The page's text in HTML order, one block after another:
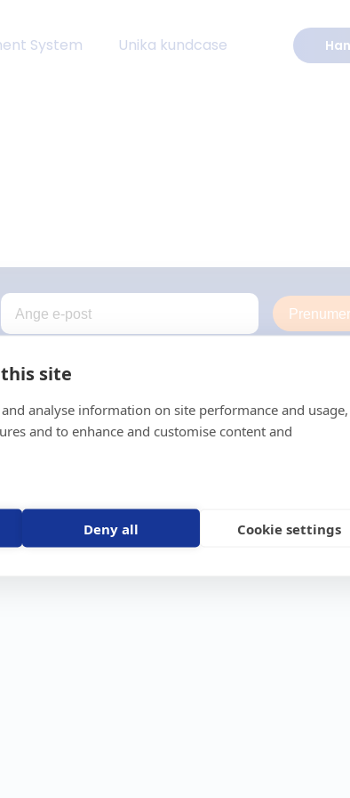
site
analyse information on site performance and
and to enhance and customise content and
Deny all Cookie settings
System Unika kundcase
trackers
2.0
Stöldskydd
Båt
Åkgräsklippare
Moped
Vattenskoter
Företag
Om oss